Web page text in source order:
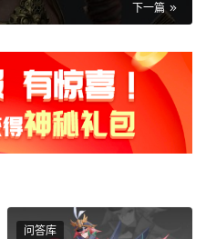
下一篇
问答库